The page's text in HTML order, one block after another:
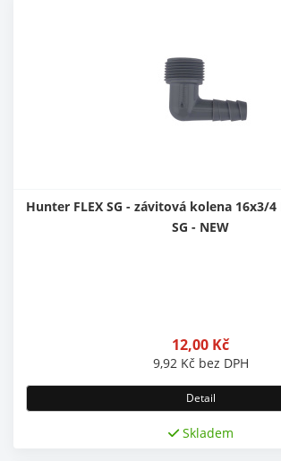
Hunter FLEX SG - závitová kolena 16x3/4
SG - NEW
12,00 Kč
9,92 Kč bez DPH
Detail
Skladem